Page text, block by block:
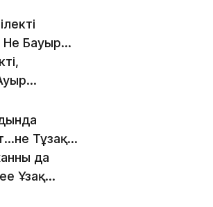
Бауыр...
Тұзақ...
да
Ұзақ...